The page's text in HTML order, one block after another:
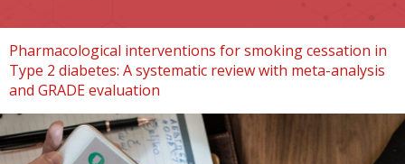
Pharmacological interventions for smoking cessation in
Type 2 diabetes: A systematic review with meta-analysis
and GRADE evaluation